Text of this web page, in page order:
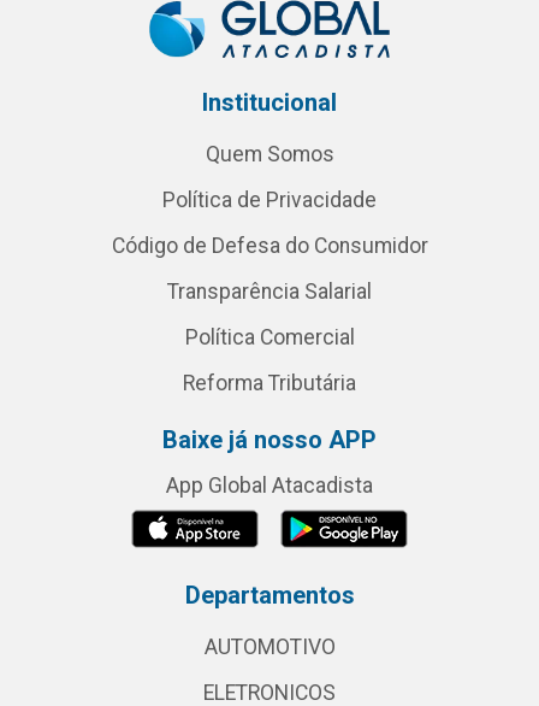
Institucional
Quem Somos
Política de Privacidade
Código de Defesa do Consumidor
Transparência Salarial
Política Comercial
Reforma Tributária
Baixe já nosso APP
App Global Atacadista
Departamentos
AUTOMOTIVO
ELETRONICOS